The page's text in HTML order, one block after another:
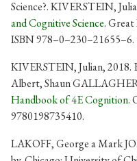
Science?. KIVERSTEIN,
and Cognitive Science. Great
ISBN 978–0–230–21655–6.
KIVERSTEIN, Julian,
Albert, Shaun
Handbook of 4E Cognition.
9780198735410.
LAKOFF, George a Mark